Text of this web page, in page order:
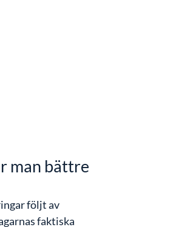
man bättre
följt av
faktiska